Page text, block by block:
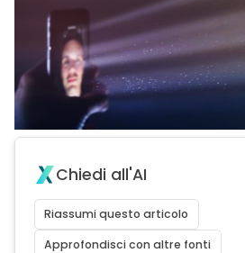
Chiedi all'AI
Riassumi questo articolo
Approfondisci con altre fonti